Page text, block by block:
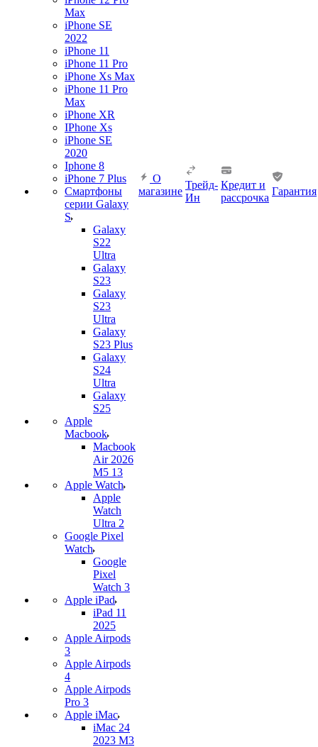
Max
iPhone SE
2022
iPhone 11
iPhone 11 Pro
iPhone Xs Max
iPhone 11 Pro
Max
iPhone XR
IPhone Xs
iPhone SE
2020
Iphone 8
iPhone 7 Plus
Смартфоны
серии Galaxy
S
Galaxy
S22
Ultra
Galaxy
S23
Galaxy
S23
Ultra
Galaxy
S23 Plus
Galaxy
S24
Ultra
Galaxy
S25
Apple
Macbook
Macbook
Air 2026
M5 13
Apple Watch
Apple
Watch
Ultra 2
Google Pixel
Watch
Google
Pixel
Watch 3
Apple iPad
iPad 11
2025
Apple Airpods
3
Apple Airpods
4
Apple Airpods
Pro 3
Apple iMac
iMac 24
2023 M3
О
магазине
Трейд-
Ин
Кредит и
рассрочка
Гарантия